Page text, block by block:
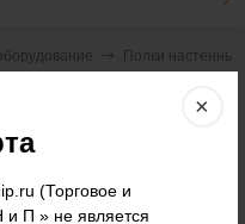
(Торговое и
П » не является
×
Полки настенные